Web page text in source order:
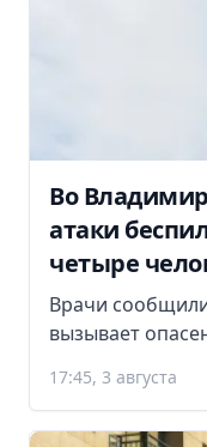
Во
атаки
четыре
Врачи
вызывает
17:45, 3 августа